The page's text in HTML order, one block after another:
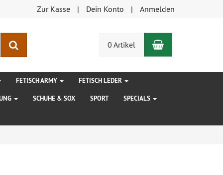
Zur Kasse Dein Konto Anmelden
0 Artikel Warenkorb
FETISCH ARMY FETISCH LEDER
SCHUHE & SOX SPORT SPECIALS